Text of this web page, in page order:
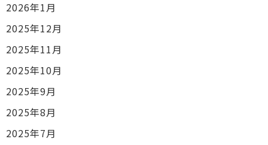
2026年1月
2025年12月
2025年11月
2025年10月
2025年9月
2025年8月
2025年7月